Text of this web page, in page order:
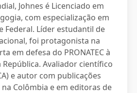
Johnes é Licenciado em
com especialização em
Federal. Líder estudantil de
foi protagonista na
em defesa do PRONATEC à
República. Avaliador científico
e autor com publicações
Colômbia e em editoras de